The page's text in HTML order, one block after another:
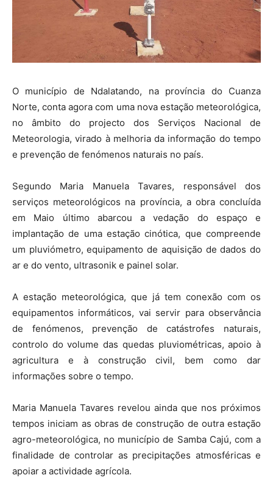
O município de Ndalatando, na província do Cuanza
Norte, conta agora com uma nova estação meteorológica,
no âmbito do projecto dos Serviços Nacional de
Meteorologia, virado à melhoria da informação do tempo
e prevenção de fenómenos naturais no país.
Segundo Maria Manuela Tavares, responsável dos
serviços meteorológicos na província, a obra concluída
em Maio último abarcou a vedação do espaço e
implantação de uma estação cinótica, que compreende
um pluviómetro, equipamento de aquisição de dados do
ar e do vento, ultrasonik e painel solar.
A estação meteorológica, que já tem conexão com os
equipamentos informáticos, vai servir para observância
de fenómenos, prevenção de catástrofes naturais,
controlo do volume das quedas pluviométricas, apoio à
agricultura e à construção civil, bem como dar
informações sobre o tempo.
Maria Manuela Tavares revelou ainda que nos próximos
tempos iniciam as obras de construção de outra estação
agro-meteorológica, no município de Samba Cajú, com a
finalidade de controlar as precipitações atmosféricas e
apoiar a actividade agrícola.